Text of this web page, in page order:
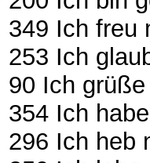
349 Ich freu
253 Ich
90 Ich
354 Ich
296 Ich heb